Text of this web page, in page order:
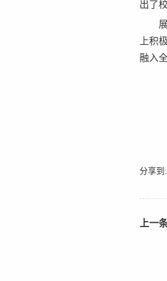
出了
上积
融入
分享到:
上一